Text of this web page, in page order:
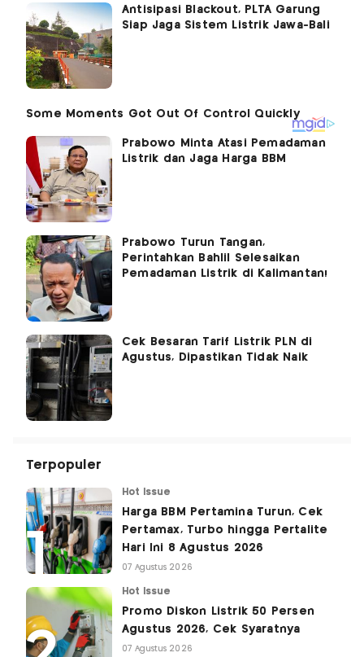
Antisipasi Blackout, PLTA Garung
Siap Jaga Sistem Listrik Jawa-Bali
Prabowo Minta Atasi Pemadaman
Listrik dan Jaga Harga BBM
Prabowo Turun Tangan,
Perintahkan Bahlil Selesaikan
Pemadaman Listrik di Kalimantan!
Cek Besaran Tarif Listrik PLN di
Agustus, Dipastikan Tidak Naik
Terpopuler
Hot Issue
Harga BBM Pertamina Turun, Cek
Pertamax, Turbo hingga Pertalite
Hari Ini 8 Agustus 2026
07 Agustus 2026
Hot Issue
Promo Diskon Listrik 50 Persen
Agustus 2026, Cek Syaratnya
07 Agustus 2026